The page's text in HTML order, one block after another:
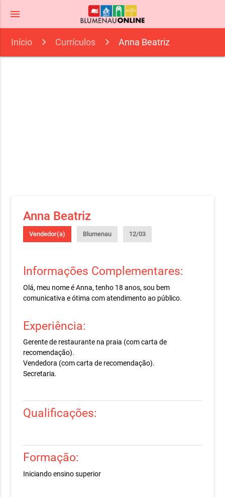
menu
Início Currículos Anna Beatriz
Anna Beatriz
Vendedor(a) Blumenau 12/03
Informações Complementares:
Olá, meu nome é Anna, tenho 18 anos, sou bem
comunicativa e ótima com atendimento ao público.
Experiência:
Gerente de restaurante na praia (com carta de
recomendação).
Vendedora (com carta de recomendação).
Secretaria.
Qualificações:
Formação:
Iniciando ensino superior